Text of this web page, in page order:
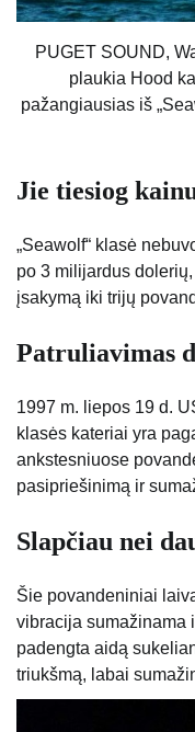
PUGET SOUND,
plaukia Hood
pažangiausias iš
Jie tiesiog
„Seawolf“ klasė
po 3 milijardus
įsakymą iki trijų
Patruliavimas
1997 m. liepos 19 d.
klasės kateriai yra
ankstesniuose
pasipriešinimą ir
Slapčiau nei
Šie povandeniniai
vibracija sumažinama
padengta aidą
triukšmą, labai